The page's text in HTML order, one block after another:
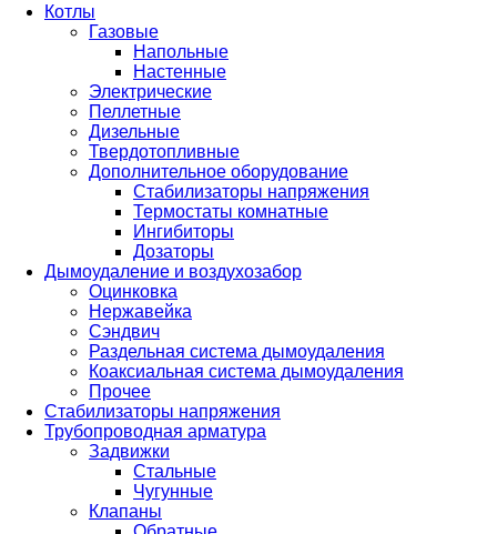
Котлы
Газовые
Напольные
Настенные
Электрические
Пеллетные
Дизельные
Твердотопливные
Дополнительное оборудование
Стабилизаторы напряжения
Термостаты комнатные
Ингибиторы
Дозаторы
Дымоудаление и воздухозабор
Оцинковка
Нержавейка
Сэндвич
Раздельная система дымоудаления
Коаксиальная система дымоудаления
Прочее
Стабилизаторы напряжения
Трубопроводная арматура
Задвижки
Стальные
Чугунные
Клапаны